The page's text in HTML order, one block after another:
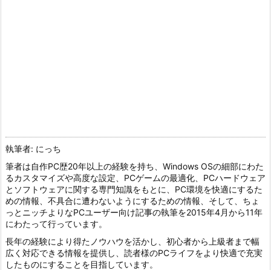
執筆者: にっち
筆者は自作PC歴20年以上の経験を持ち、Windows OSの細部にわた
るカスタマイズや高度な設定、PCゲームの最適化、PCハードウェア
とソフトウェアに関する専門知識をもとに、PC環境を快適にするた
めの情報、不具合に遭わないようにするための情報、そして、ちょ
っとニッチよりなPCユーザー向け記事の執筆を2015年4月から11年
にわたって行っています。
長年の経験により得たノウハウを活かし、初心者から上級者まで幅
広く対応できる情報を提供し、読者様のPCライフをより快適で充実
したものにすることを目指しています。